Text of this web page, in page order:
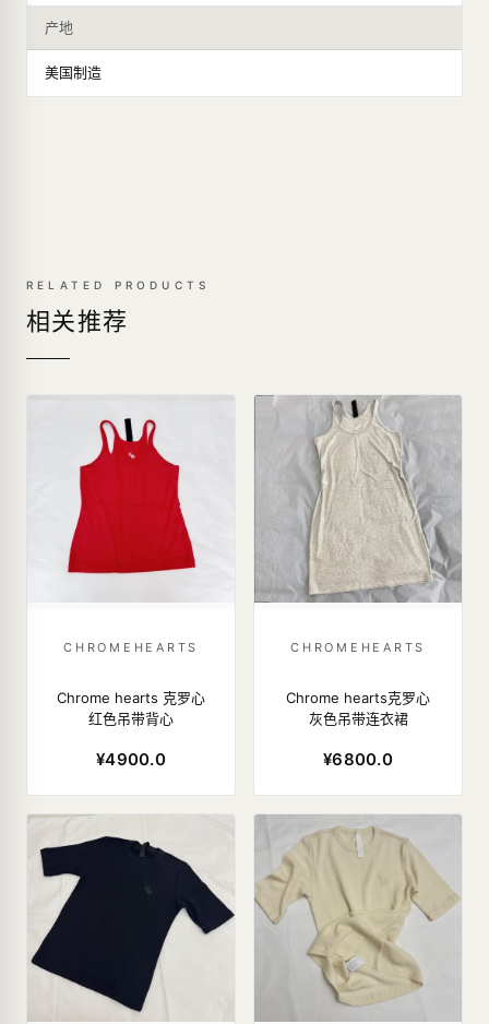
产地
美国制造
RELATED PRODUCTS
相关推荐
CHROMEHEARTS
Chrome hearts 克罗心
红色吊带背心
¥4900.0
CHROMEHEARTS
Chrome hearts克罗心
灰色吊带连衣裙
¥6800.0